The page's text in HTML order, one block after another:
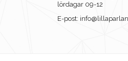
lördagar 09-12
E-post: